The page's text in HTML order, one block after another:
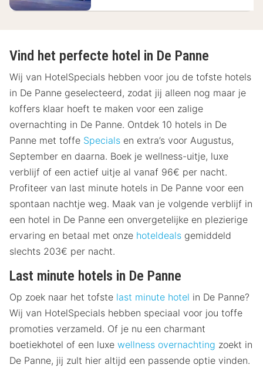
Vind het perfecte hotel in De Panne
Wij van HotelSpecials hebben voor jou de tofste hotels
in De Panne geselecteerd, zodat jij alleen nog maar je
koffers klaar hoeft te maken voor een zalige
overnachting in De Panne. Ontdek 10 hotels in De
Panne met toffe Specials en extra’s voor Augustus,
September en daarna. Boek je wellness-uitje, luxe
verblijf of een actief uitje al vanaf 96€ per nacht.
Profiteer van last minute hotels in De Panne voor een
spontaan nachtje weg. Maak van je volgende verblijf in
een hotel in De Panne een onvergetelijke en plezierige
ervaring en betaal met onze hoteldeals gemiddeld
slechts 203€ per nacht.
Last minute hotels in De Panne
Op zoek naar het tofste last minute hotel in De Panne?
Wij van HotelSpecials hebben speciaal voor jou toffe
promoties verzameld. Of je nu een charmant
boetiekhotel of een luxe wellness overnachting zoekt in
De Panne, jij zult hier altijd een passende optie vinden.